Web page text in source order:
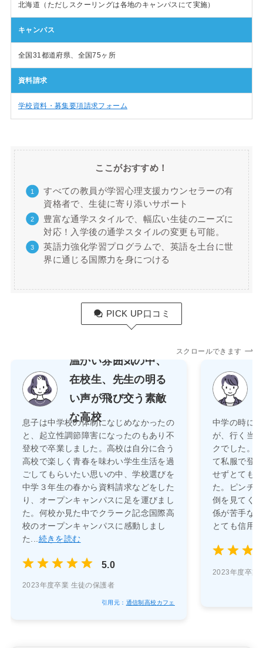
北海道（ただしスクーリングは各地のキャンパスにて実施）
キャンパス
全国31都道府県、全国75ヶ所
資料請求
学校資料・募集要項請求フォーム
ここがおすすめ！
すべての教員が学習心理支援カウンセラーの有
資格者で、生徒に寄り添いサポート
豊富な通学スタイルで、幅広い生徒のニーズに
対応！入学後の通学スタイルの変更も可能。
英語力強化学習プログラムで、英語を土台に世
界に通じる国際力を身につける
PICK UP口コミ
スクロールできます
温かい雰囲気の中、
在校生、先生の明る
い声が飛び交う素敵
な高校
息子は中学校の体制になじめなかったの
と、起立性調節障害になったのもあり不
登校で卒業しました。高校は自分に合う
高校で楽しく青春を味わい学生生活を過
ごしてもらいたい思いの中、学校選びを
中学３年生の春から資料請求などをした
り、オープンキャンパスに足を運びまし
た。何校か見た中でクラーク記念国際高
校のオープンキャンパスに感動しまし
た... 続きを読む
5.0
2023年度卒業 生徒の保護者
引用元： 通信制高校カフェ
中学の時に
が、行く当
クでした。
て私服で登
せずとても
た。ピンチ
倒を見てく
係が苦手な
とても信用
2023年度卒